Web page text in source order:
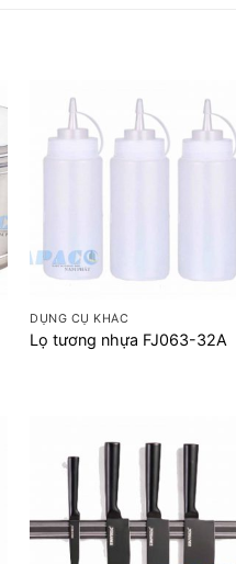
+
DỤNG CỤ KHÁC
Lọ tương nhựa FJ063-32A